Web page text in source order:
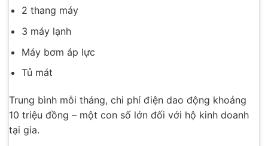
2 thang máy
3 máy lạnh
Máy bơm áp lực
Tủ mát
Trung bình mỗi tháng, chi phí điện dao động khoảng
10 triệu đồng – một con số lớn đối với hộ kinh doanh
tại gia.